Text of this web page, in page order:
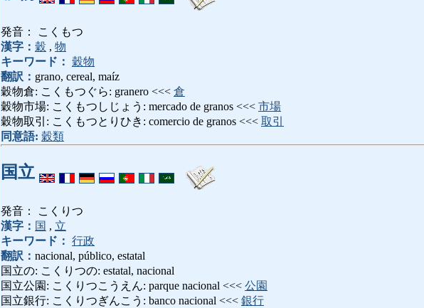
発音： こくもつ
漢字： 穀 , 物
キーワード： 穀物
翻訳： grano, cereal, maíz
穀物倉: こくもつぐら: granero <<< 倉
穀物市場: こくもつしじょう: mercado de granos <<< 市場
穀物取引: こくもつとりひき: comercio de granos <<< 取引
同意語: 穀類
国立
発音： こくりつ
漢字： 国 , 立
キーワード： 行政
翻訳： nacional, público, estatal
国立の: こくりつの: estatal, nacional
国立公園: こくりつこうえん: parque nacional <<< 公園
国立銀行: こくりつぎんこう: banco nacional <<< 銀行